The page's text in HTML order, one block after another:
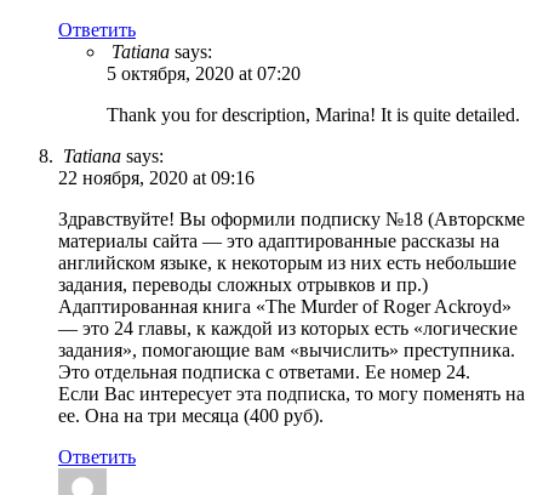
Ответить
Tatiana says:
5 октября, 2020 at 07:20
Thank you for description, Marina! It is quite detailed.
Tatiana says:
22 ноября, 2020 at 09:16
Здравствуйте! Вы оформили подписку №18 (Авторскме
материалы сайта — это адаптированные рассказы на
английском языке, к некоторым из них есть небольшие
задания, переводы сложных отрывков и пр.)
Адаптированная книга «The Murder of Roger Ackroyd»
— это 24 главы, к каждой из которых есть «логические
задания», помогающие вам «вычислить» преступника.
Это отдельная подписка с ответами. Ее номер 24.
Если Вас интересует эта подписка, то могу поменять на
ее. Она на три месяца (400 руб).
Ответить